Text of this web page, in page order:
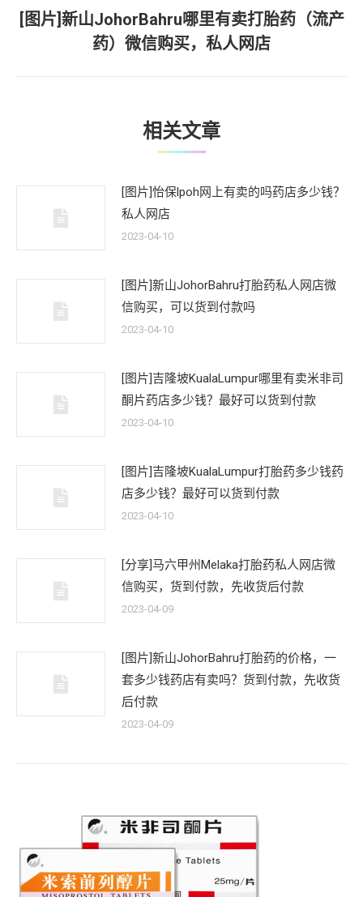
下
一
文
[图片]新山JohorBahru哪里有卖打胎药（流产
药）微信购买，私人网店
相关文章
[图片]怡保lpoh网上有卖的吗药店多少钱？
私人网店
2023-04-10
[图片]新山JohorBahru打胎药私人网店微
信购买，可以货到付款吗
2023-04-10
[图片]吉隆坡KualaLumpur哪里有卖米非司
酮片药店多少钱？最好可以货到付款
2023-04-10
[图片]吉隆坡KualaLumpur打胎药多少钱药
店多少钱？最好可以货到付款
2023-04-10
[分享]马六甲州Melaka打胎药私人网店微
信购买，货到付款，先收货后付款
2023-04-09
[图片]新山JohorBahru打胎药的价格，一
套多少钱药店有卖吗？货到付款，先收货
后付款
2023-04-09